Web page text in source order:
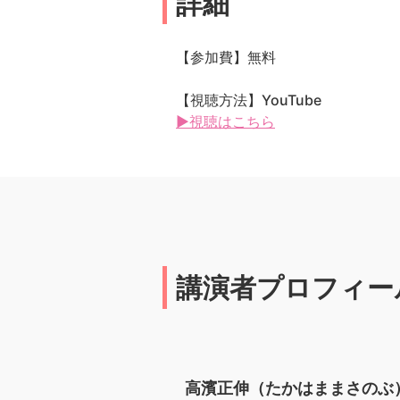
【参加費】無料
【視聴方法】YouTube
▶視聴はこちら
講演者プロフィ
高濱正伸（たかはままさのぶ